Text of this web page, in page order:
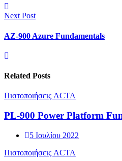
Next Post
AZ-900 Azure Fundamentals
Related Posts
Πιστοποιήσεις ACTA
PL-900 Power Platform
5 Ιουλίου 2022
Πιστοποιήσεις ACTA